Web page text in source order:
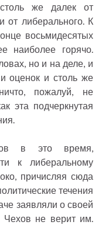
же далек от
от либерального. К
восьмидесятых
наиболее горячо.
но и на деле, и
оценок и столь же
пожалуй, не
эта подчеркнутая
в это время,
к либеральному
причисляя сюда
течения
заявляли о своей
Чехов не верит им.